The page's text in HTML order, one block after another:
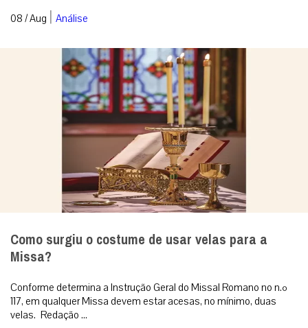
08 / Aug | Análise
Como surgiu o costume de usar velas para a
Missa?
Conforme determina a Instrução Geral do Missal Romano no n.º
117, em qualquer Missa devem estar acesas, no mínimo, duas
velas. Redação ...